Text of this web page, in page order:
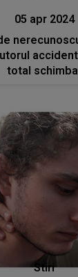
05 apr 2024
total
Stiri